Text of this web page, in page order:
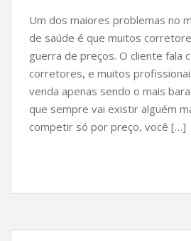
Um dos maiores problemas no
de saúde é que muitos
guerra de preços. O cliente fala
corretores, e muitos
venda apenas sendo o mais
que sempre vai existir alguém
competir só por preço, você […]